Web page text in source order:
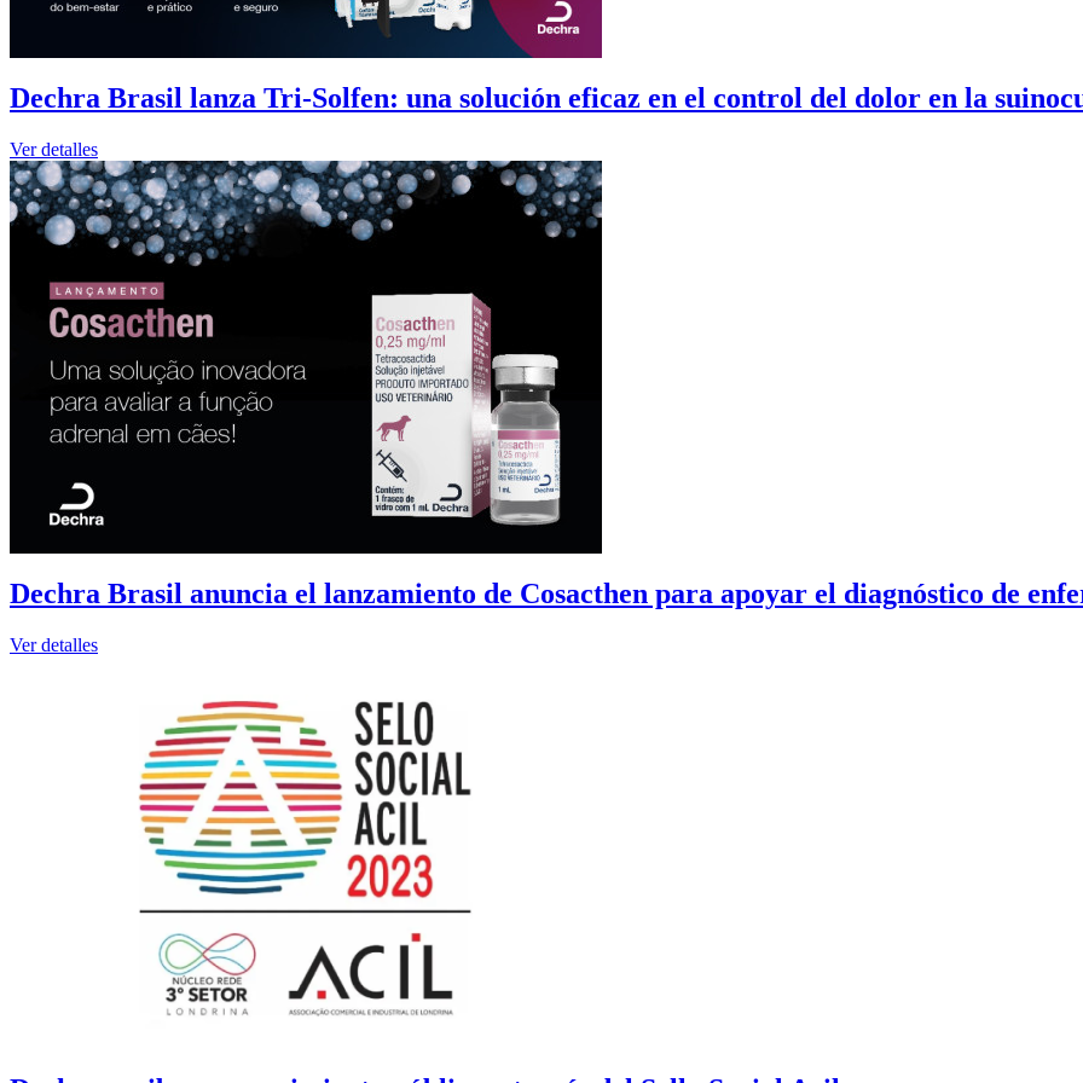
Dechra Brasil lanza Tri-Solfen: una solución eficaz en el control del dolor en la
Ver detalles
Dechra Brasil anuncia el lanzamiento de Cosacthen para apoyar el diagnóstico de
Ver detalles